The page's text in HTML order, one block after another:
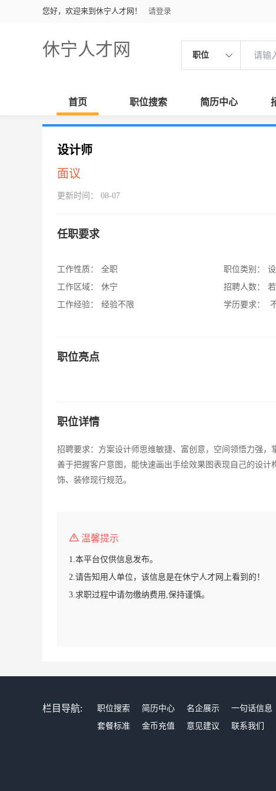
您好，欢迎来到休宁人才网！ 请登录
休宁人才网 职位
首页 职位搜索 简历中心
设计师
面议
更新时间： 08-07
任职要求
工作性质：
全职
工作区域：
休宁
工作经验：
经验不限
职位类别：
招聘人数：
学历要求：
职位亮点
职位详情
招聘要求：方案设计师思维敏捷、富创意，空间领悟力强，
善于把握客户意图，能快速画出手绘效果图表现自己的设
饰、装修现行规范。
温馨提示
1.本平台仅供信息发布。
2.请告知用人单位，该信息是在休宁人才网上看到的！
3.求职过程中请勿缴纳费用,保持谨慎。
栏目导航: 职位搜索 简历中心 名企展示 一句话信息
套餐标准
金币充值 意见建议 联系我们